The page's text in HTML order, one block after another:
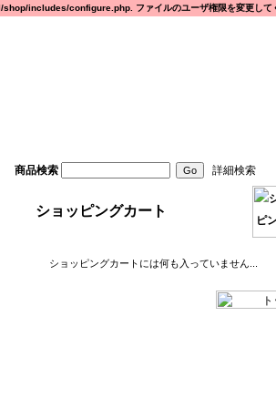
includes/configure.php. ファイルのユーザ権限を変更して
商品検索 詳細検索
ショッピングカート
ショッピングカートには何も入っていません...